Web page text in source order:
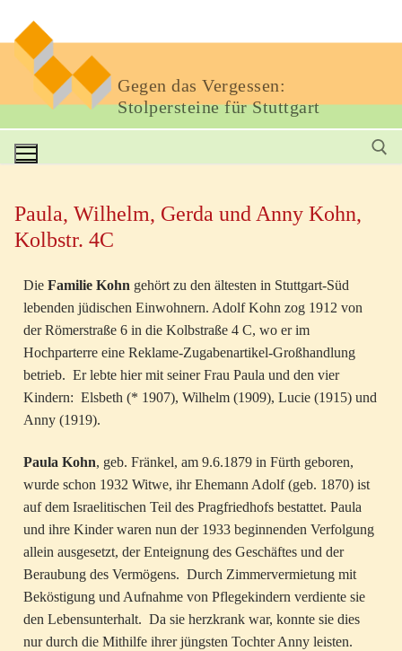
Gegen das Vergessen:
Stolpersteine für Stuttgart
Paula, Wilhelm, Gerda und Anny Kohn,
Kolbstr. 4C
Die Familie Kohn gehört zu den ältesten in Stuttgart-Süd
lebenden jüdischen Einwohnern. Adolf Kohn zog 1912 von
der Römerstraße 6 in die Kolbstraße 4 C, wo er im
Hochparterre eine Reklame-Zugabenartikel-Großhandlung
betrieb. Er lebte hier mit seiner Frau Paula und den vier
Kindern: Elsbeth (* 1907), Wilhelm (1909), Lucie (1915) und
Anny (1919).
Paula Kohn, geb. Fränkel, am 9.6.1879 in Fürth geboren,
wurde schon 1932 Witwe, ihr Ehemann Adolf (geb. 1870) ist
auf dem Israelitischen Teil des Pragfriedhofs bestattet. Paula
und ihre Kinder waren nun der 1933 beginnenden Verfolgung
allein ausgesetzt, der Enteignung des Geschäftes und der
Beraubung des Vermögens. Durch Zimmervermietung mit
Beköstigung und Aufnahme von Pflegekindern verdiente sie
den Lebensunterhalt. Da sie herzkrank war, konnte sie dies
nur durch die Mithilfe ihrer jüngsten Tochter Anny leisten.